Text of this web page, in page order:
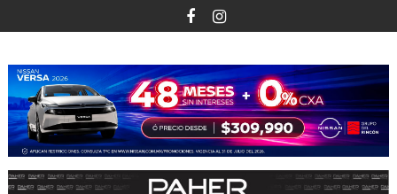
al